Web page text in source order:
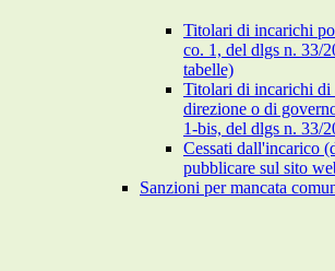
Titolari di incarichi
co. 1, del dlgs n. 33/
tabelle)
Titolari di incarichi di
direzione o di
1-bis, del dlgs n. 33/
Cessati dall'incarico
pubblicare sul sito
Sanzioni per mancata